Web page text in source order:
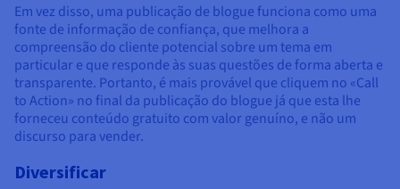
Em vez disso, uma publicação de blogue funciona como uma
fonte de informação de confiança, que melhora a
compreensão do cliente potencial sobre um tema em
particular e que responde às suas questões de forma aberta e
transparente. Portanto, é mais provável que cliquem no «Call
to Action» no final da publicação do blogue já que esta lhe
forneceu conteúdo gratuito com valor genuíno, e não um
discurso para vender.
Diversificar